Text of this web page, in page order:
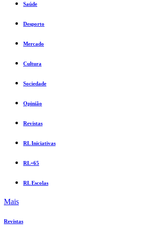
Saúde
Desporto
Mercado
Cultura
Sociedade
Opinião
Revistas
RL Iniciativas
RL+65
RL Escolas
Mais
Revistas